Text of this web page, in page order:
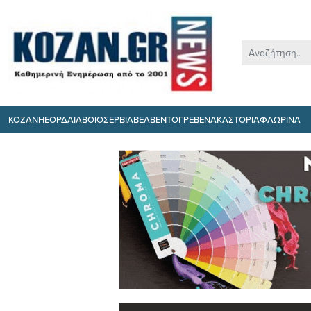
ΚΟΖΑΝΗΕΟΡΔΑΙΑΒΟΙΟΣΕΡΒΙΑΒΕΛΒΕΝΤΟΓΡΕΒΕΝΑΚΑΣΤΟΡΙΑΦΛΩΡΙΝΑ